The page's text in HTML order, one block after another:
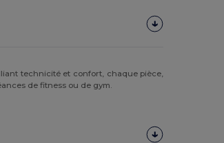
technicité et confort, chaque pièce,
de fitness ou de gym.